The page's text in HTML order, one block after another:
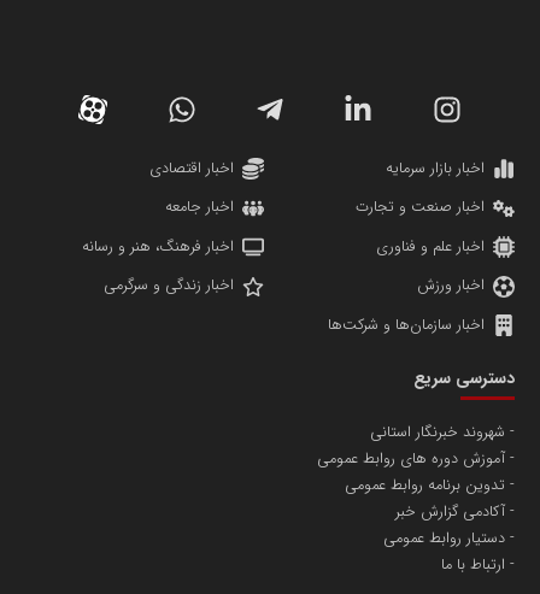
دانشگاه سئوی ایران
پایگاه اطلاع رسانی اعتلای نهادهای مردمی
تامین آهن اسفنجی تولیدکنندگان فولاد در کشور
مریم حاج نوروز نظری
مسعودصادقی
اخبار بازار سرمایه
اخبار اقتصادی
اخبار صنعت و تجارت
اخبار جامعه
اخبار علم و فناوری
اخبار فرهنگ، هنر و رسانه
اخبار ورزش
اخبار زندگی و سرگرمی
اخبار سازمان‌ها و شرکت‌ها
دسترسی سریع
شهروند خبرنگار استانی
آموزش دوره های روابط عمومی
تدوین برنامه روابط عمومی
آکادمی گزارش خبر
دستیار روابط عمومی
ارتباط با ما